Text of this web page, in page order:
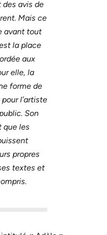
avis de
Mais ce
avant tout
la place
aux
elle, la
forme de
l’artiste
Son
que les
propres
textes et